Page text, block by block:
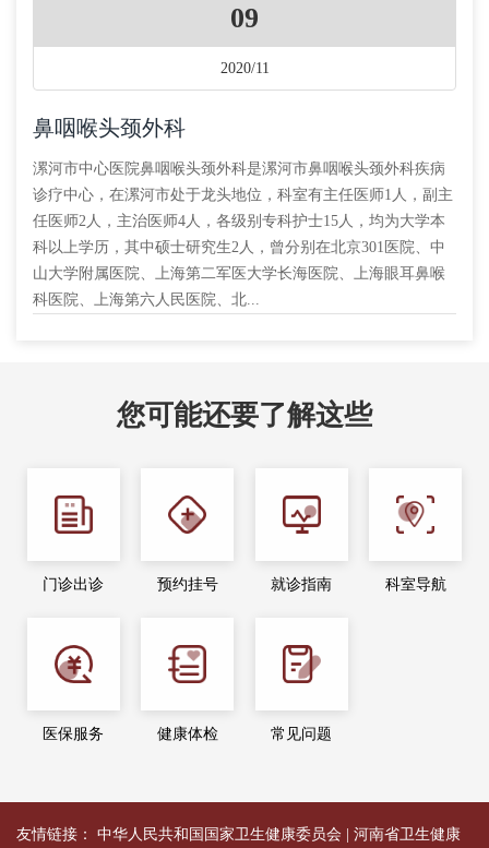
09
2020/11
鼻咽喉头颈外科
漯河市中心医院鼻咽喉头颈外科是漯河市鼻咽喉头颈外科疾病
诊疗中心，在漯河市处于龙头地位，科室有主任医师1人，副主
任医师2人，主治医师4人，各级别专科护士15人，均为大学本
科以上学历，其中硕士研究生2人，曾分别在北京301医院、中
山大学附属医院、上海第二军医大学长海医院、上海眼耳鼻喉
科医院、上海第六人民医院、北...
您可能还要了解这些
门诊出诊 预约挂号 就诊指南 科室导航
医保服务 健康体检 常见问题
友情链接： 中华人民共和国国家卫生健康委员会
河南省卫生健康